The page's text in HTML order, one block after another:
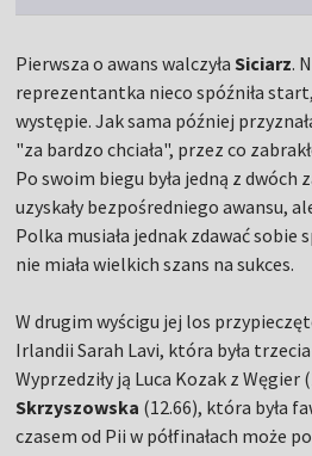
Pierwsza o awans walczyłaSiciarz.
reprezentantka nieco spóźniła
występie. Jak sama później
"za bardzo chciała", przez co
Po swoim biegu była jedną z dwóch
uzyskały bezpośredniego awansu,
Polka musiała jednak zdawać sobie
nie miała wielkich szans na sukces.
W drugim wyścigu jej los
Irlandii Sarah Lavi, która była trzecia
Wyprzedziły ją Luca Kozak z Węgier
Skrzyszowska (12.66), która była
czasem od Pii w półfinałach może